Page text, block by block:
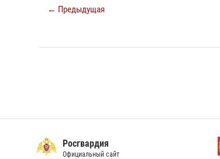
← Предыдущая
Росгвардия
Официальный сайт